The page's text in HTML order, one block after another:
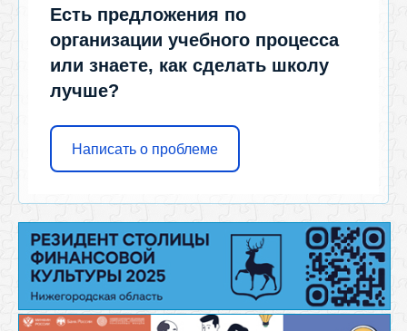
Есть предложения по
организации учебного процесса
или знаете, как сделать школу
лучше?
Написать о проблеме